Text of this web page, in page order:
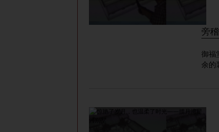
旁
御福
余的